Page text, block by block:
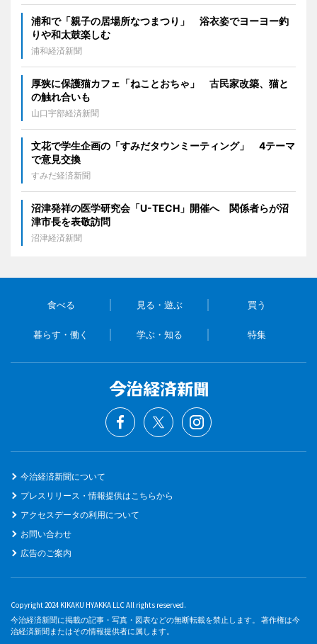
浦和で「親子の居場所なつまつり」 浴衣姿でヨーヨー釣
りや和太鼓楽しむ
浦和経済新聞
厚狭に保護猫カフェ「ねことおちゃ」 古民家改築、猫と
の触れ合いも
山口宇部経済新聞
文花で学生企画の「すみだタウンミーティング」 4テーマ
で意見交換
すみだ経済新聞
沼津発祥の医学研究会「U-TECH」開催へ 関係者らが沼
津市長を表敬訪問
沼津経済新聞
食べる 見る・遊ぶ 買う
暮らす・働く 学ぶ・知る 特集
今治経済新聞について
プレスリリース・情報提供はこちらから
アクセスデータの利用について
お問い合わせ
広告のご案内
Copyright 2024 KIKAKU HYAKKA LLC All rights reserved.
今治経済新聞に掲載の記事・写真・図表などの無断転載を禁止します。 著作権は今
治経済新聞またはその情報提供者に属します。